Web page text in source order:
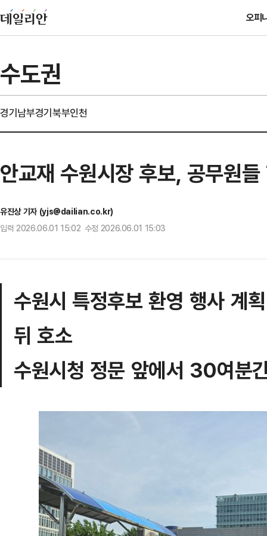
오피
수도권
경기남부경기북부인천
안교재 수원시장 후보, 공무원
유진상 기자 (yjs@dailian.co.kr)
입력 2026.06.01 15:02 수정 2026.06.01 15:03
수원시 특정후보 환영 행사 계
뒤 호소
수원시청 정문 앞에서 30여분